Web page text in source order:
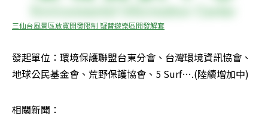
三仙台風景區放寬開發限制 疑替遊樂區開發解套
發起單位：環境保護聯盟台東分會、台灣環境資訊協會、
地球公民基金會、荒野保護協會、5 Surf….(陸續增加中)
相關新聞：